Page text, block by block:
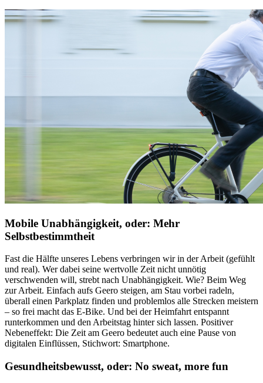
Mobile Unabhängigkeit, oder: Mehr
Selbstbestimmtheit
Fast die Hälfte unseres Lebens verbringen wir in der Arbeit (gefühlt
und real). Wer dabei seine wertvolle Zeit nicht unnötig
verschwenden will, strebt nach Unabhängigkeit. Wie? Beim Weg
zur Arbeit. Einfach aufs Geero steigen, am Stau vorbei radeln,
überall einen Parkplatz finden und problemlos alle Strecken meistern
– so frei macht das E-Bike. Und bei der Heimfahrt entspannt
runterkommen und den Arbeitstag hinter sich lassen. Positiver
Nebeneffekt: Die Zeit am Geero bedeutet auch eine Pause von
digitalen Einflüssen, Stichwort: Smartphone.
Gesundheitsbewusst, oder: No sweat, more fun